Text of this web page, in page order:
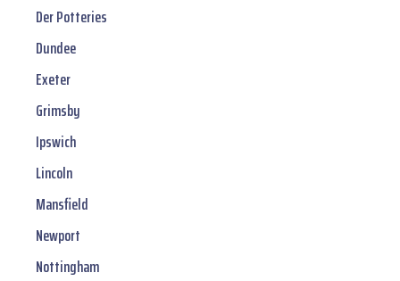
Der Potteries
Dundee
Exeter
Grimsby
Ipswich
Lincoln
Mansfield
Newport
Nottingham